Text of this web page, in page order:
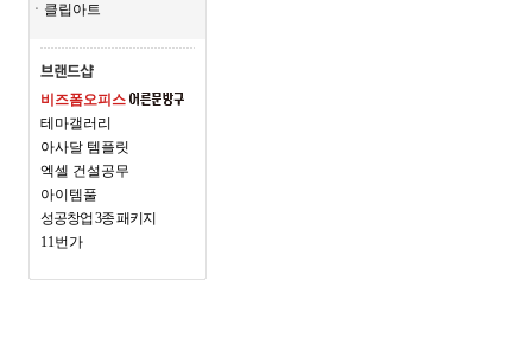
ㆍ클립아트
비즈폼오피스
테마갤러리
아사달 템플릿
엑셀 건설공무
아이템풀
성공창업 3종 패키지
11번가